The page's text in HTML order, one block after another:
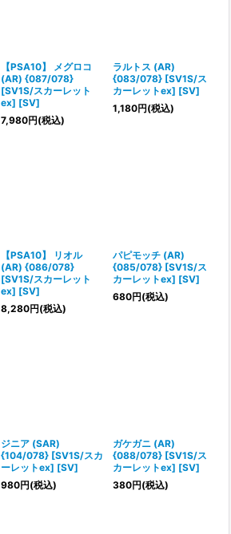
【PSA10】 メグロコ
(AR) {087/078}
[SV1S/スカーレット
ex] [SV]
7,980円(税込)
ラルトス (AR)
{083/078} [SV1S/ス
カーレットex] [SV]
1,180円(税込)
【PSA10】 リオル
(AR) {086/078}
[SV1S/スカーレット
ex] [SV]
8,280円(税込)
パピモッチ (AR)
{085/078} [SV1S/ス
カーレットex] [SV]
680円(税込)
ジニア (SAR)
{104/078} [SV1S/スカ
ーレットex] [SV]
980円(税込)
ガケガニ (AR)
{088/078} [SV1S/ス
カーレットex] [SV]
380円(税込)